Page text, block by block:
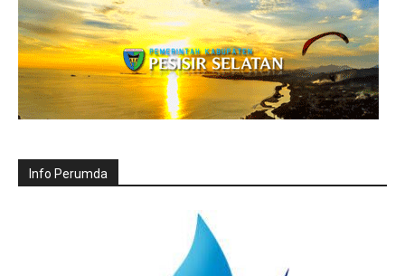
Info Perumda